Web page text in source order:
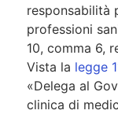
responsabilità
professioni
10, comma 6,
Vista la legge
«Delega al
clinica di